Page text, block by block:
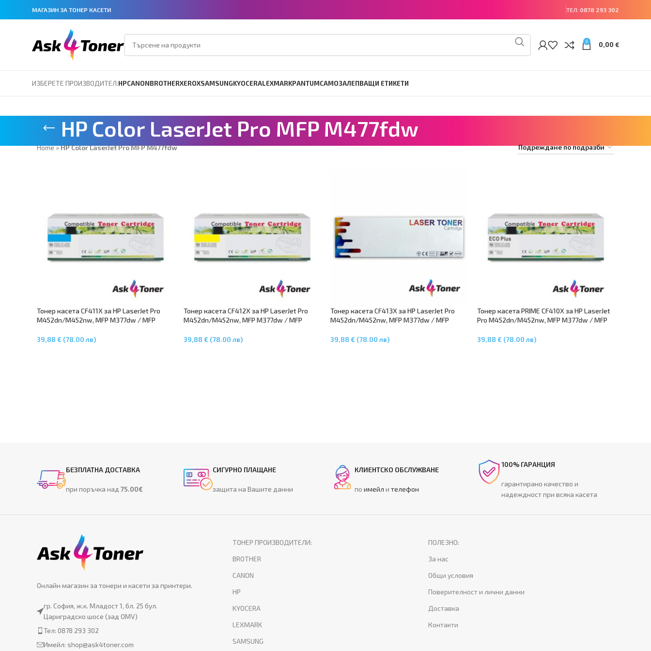
МАГАЗИН ЗА ТОНЕР КАСЕТИ ТЕЛ: 0878 293 302
0 0,00 €
ИЗБЕРЕТЕ ПРОИЗВОДИТЕЛ:HPCANONBROTHERXEROXSAMSUNGKYOCERALEXMARKPANTUMСАМОЗАЛЕПВАЩИ ЕТИКЕТИ
HP Color LaserJet Pro MFP M477fdw
Home»HP Color LaserJet Pro MFP M477fdw
Тонер касета CF411X за HP LaserJet Pro
M452dn/М452nw, MFP M377dw / MFP
39,88 € (78.00 лв)
Тонер касета CF412X за HP LaserJet Pro
M452dn/M452nw, MFP M377dw / MFP
39,88 € (78.00 лв)
Тонер касета CF413X за HP LaserJet Pro
M452dn/M452nw, MFP M377dw / MFP
39,88 € (78.00 лв)
Тонер касета PRIME CF410X за HP LaserJet
Pro M452dn/М452nw, MFP M377dw / MFP
39,88 € (78.00 лв)
БЕЗПЛАТНА ДОСТАВКА
при поръчка над 75.00€
СИГУРНО ПЛАЩАНЕ
защита на Вашите данни
КЛИЕНТСКО ОБСЛУЖВАНЕ
по имейл и телефон
100% ГАРАНЦИЯ
гарантирано качество и
надеждност при всяка касета
Онлайн магазин за тонери и касети за принтери.
гр. София, ж.к. Младост 1, бл. 25 бул.
Цариградско шосе (зад OMV)
Тел: 0878 293 302
Имейл: shop@ask4toner.com
ТОНЕР ПРОИЗВОДИТЕЛИ:
BROTHER
CANON
HP
KYOCERA
LEXMARK
SAMSUNG
ПОЛЕЗНО:
За нас
Общи условия
Поверителност и лични данни
Доставка
Контакти